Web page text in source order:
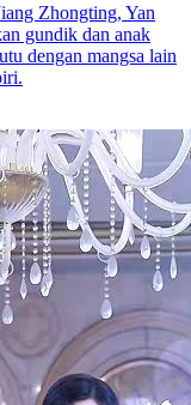
Zhongting, Yan
gundik dan anak
dengan mangsa lain